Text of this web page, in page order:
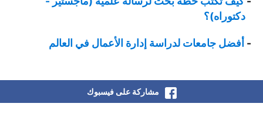
دكتوراه)؟
أفضل جامعات لدراسة إدارة الأعمال في العالم
مشاركة على فيسبوك